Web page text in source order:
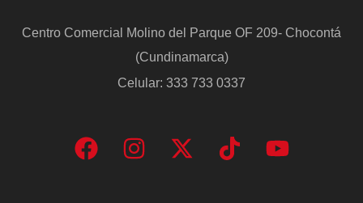
Centro Comercial Molino del Parque OF 209- Chocontá
(Cundinamarca)
Celular: 333 733 0337